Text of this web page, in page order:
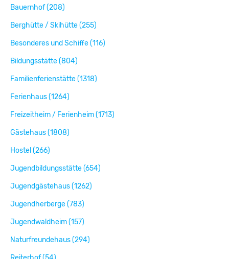
Bauernhof (208)
Berghütte / Skihütte (255)
Besonderes und Schiffe (116)
Bildungsstätte (804)
Familienferienstätte (1318)
Ferienhaus (1264)
Freizeitheim / Ferienheim (1713)
Gästehaus (1808)
Hostel (266)
Jugendbildungsstätte (654)
Jugendgästehaus (1262)
Jugendherberge (783)
Jugendwaldheim (157)
Naturfreundehaus (294)